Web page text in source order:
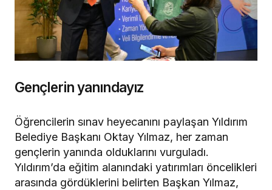
Gençlerin yanındayız
Öğrencilerin sınav heyecanını paylaşan Yıldırım
Belediye Başkanı Oktay Yılmaz, her zaman
gençlerin yanında olduklarını vurguladı.
Yıldırım’da eğitim alanındaki yatırımları öncelikleri
arasında gördüklerini belirten Başkan Yılmaz,